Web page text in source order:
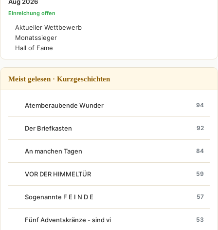
Einreichung offen
Aktueller Wettbewerb
Monatssieger
Hall of Fame
Meist gelesen · Kurzgeschichten
Atemberaubende Wunder 94
Der Briefkasten 92
An manchen Tagen 84
VOR DER HIMMELTÜR 59
Sogenannte F E I N D E 57
Fünf Adventskränze - sind vi 53